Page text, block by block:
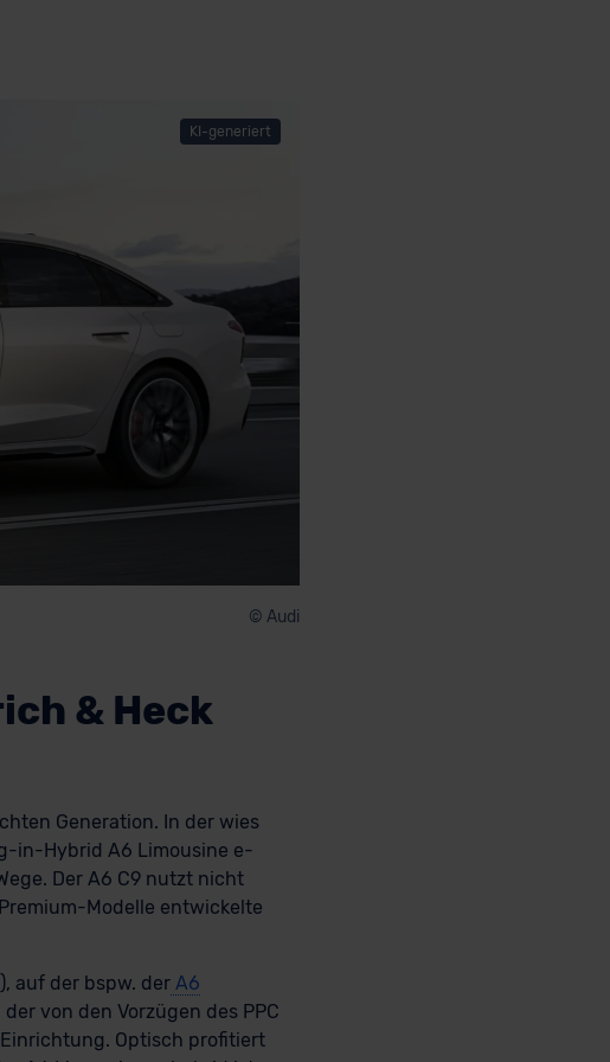
KI-generiert
© Audi
& Heck
Generation. In der wies
in-Hybrid A6 Limousine e-
Der A6 C9 nutzt nicht
Modelle entwickelte
auf der bspw. der A6
von den Vorzügen des PPC
Optisch profitiert